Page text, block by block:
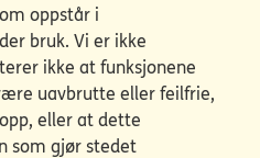
oppstår i
bruk. Vi er ikke
ikke at funksjonene
uavbrutte eller feilfrie,
eller at dette
som gjør stedet